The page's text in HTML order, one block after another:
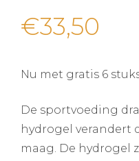
€33,50
Nu met gratis 6
De sportvoeding
hydrogel verandert
maag. De hydrogel